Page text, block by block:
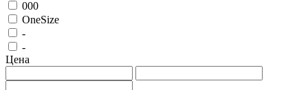
000
OneSize
-
-
Цена